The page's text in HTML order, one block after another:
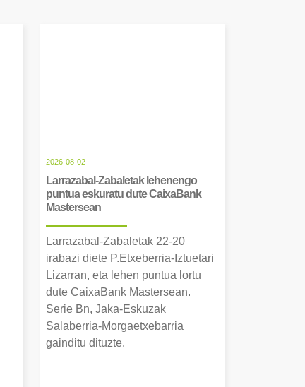
2026-08-02
Larrazabal-Zabaletak lehenengo
puntua eskuratu dute CaixaBank
Mastersean
Larrazabal-Zabaletak 22-20
irabazi diete P.Etxeberria-Iztuetari
Lizarran, eta lehen puntua lortu
dute CaixaBank Mastersean.
Serie Bn, Jaka-Eskuzak
Salaberria-Morgaetxebarria
gainditu dituzte.